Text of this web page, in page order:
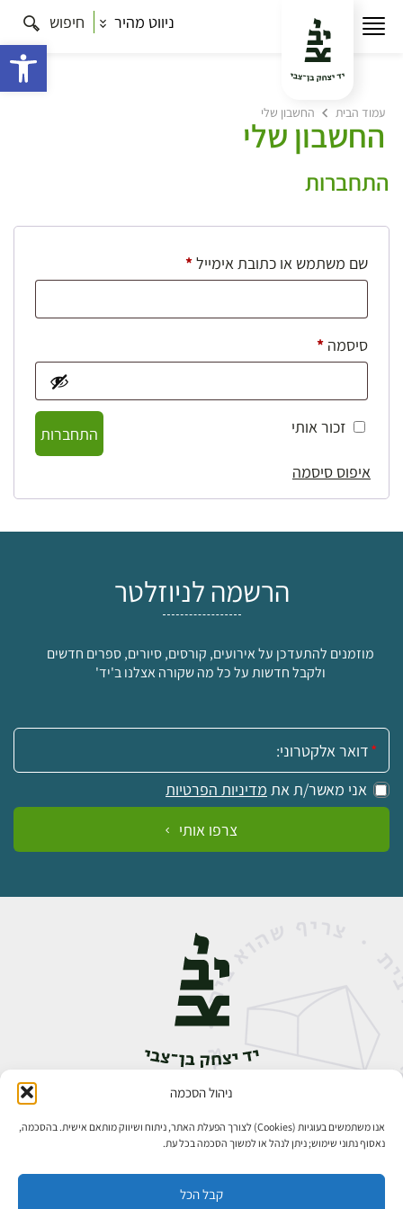
ניהול הסכמה
אנו משתמשים בעוגיות (Cookies) לצורך הפעלת האתר, ניתוח ושיווק מותאם אישית. בהסכמה,
נאסוף נתוני שימוש; ניתן לנהל או למשוך הסכמה בכל עת.
קבל הכל
ניווט מהיר חיפוש
עמוד הבית החשבון שלי
החשבון שלי
התחברות
שם משתמש או כתובת אימייל*חובה
סיסמה *חובה
זכור אותי
התחברות
איפוס סיסמה
הרשמה לניוזלטר
מוזמנים להתעדכן על אירועים, קורסים, סיורים, ספרים חדשים
ולקבל חדשות על כל מה שקורה אצלנו ב'יד'
אימייל:
אני מאשר/ת את מדיניות הפרטיות
צרפו אותי
אבן גבירול 14, רחביה, ירושלים